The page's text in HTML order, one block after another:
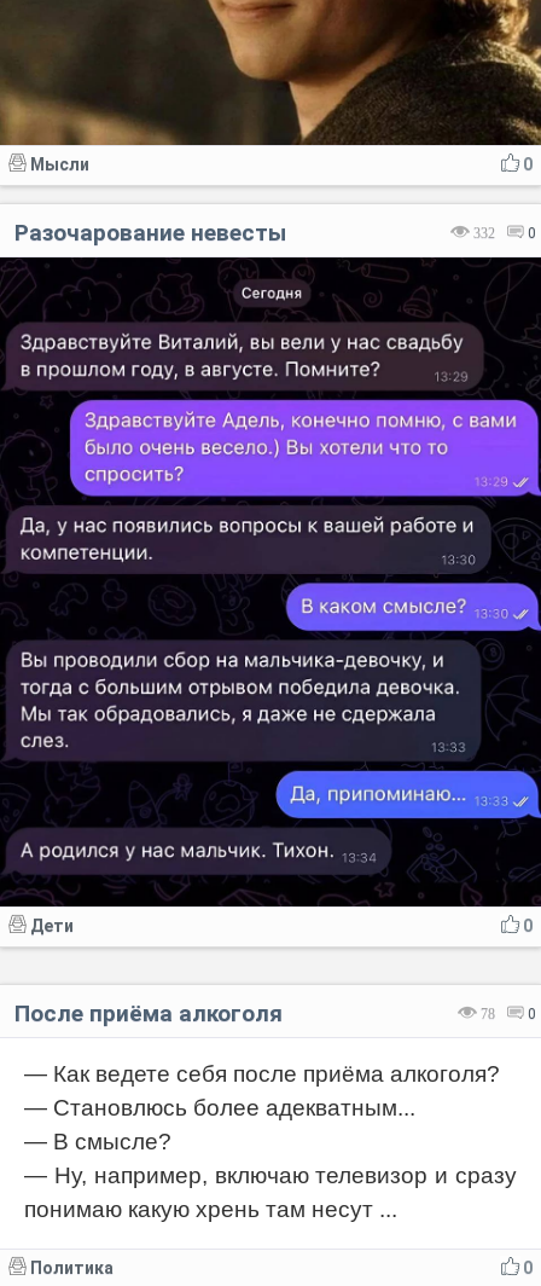
0
Мысли
332 0
Разочарование невесты
0
Дети
78 0
После приёма алкоголя
— Как ведете себя после приёма алкоголя?
— Становлюсь более адекватным...
— В смысле?
— Ну, например, включаю телевизор и сразу
понимаю какую хрень там несут ...
0
Политика